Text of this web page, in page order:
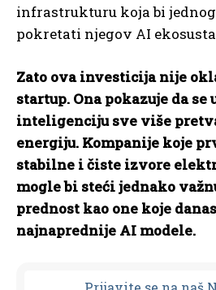
infrastrukturu koja bi
pokretati njegov AI
Zato ova investicija nije
startup. Ona pokazuje da
inteligenciju sve više
energiju. Kompanije koje
stabilne i čiste izvore
mogle bi steći jednako
prednost kao one koje
najnaprednije AI modele.